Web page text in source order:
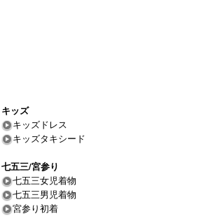
キッズ
キッズドレス
キッズタキシード
七五三/宮参り
七五三女児着物
七五三男児着物
宮参り初着